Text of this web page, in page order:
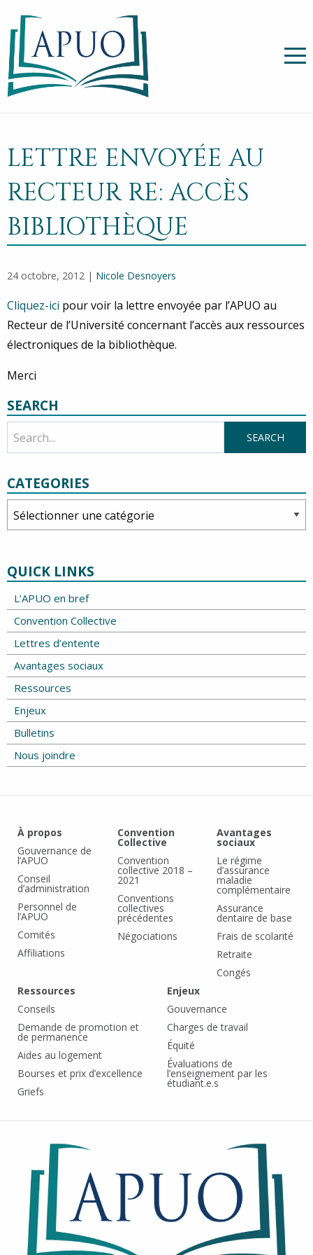
LETTRE ENVOYÉE AU
RECTEUR RE: ACCÈS
BIBLIOTHÈQUE
24 octobre, 2012 | Nicole Desnoyers
Cliquez-ici pour voir la lettre envoyée par l’APUO au
Recteur de l’Université concernant l’accès aux ressources
électroniques de la bibliothèque.
Merci
SEARCH
CATEGORIES
QUICK LINKS
L’APUO en bref
Convention Collective
Lettres d’entente
Avantages sociaux
Ressources
Enjeux
Bulletins
Nous joindre
À propos
Gouvernance de
l’APUO
Conseil
d’administration
Personnel de
l’APUO
Comités
Affiliations
Convention
Collective
Convention
collective 2018 –
2021
Conventions
collectives
précédentes
Négociations
Avantages
sociaux
Le régime
d’assurance
maladie
complémentaire
Assurance
dentaire de base
Frais de scolarité
Retraite
Congés
Ressources
Conseils
Demande de promotion et
de permanence
Aides au logement
Bourses et prix d’excellence
Griefs
Enjeux
Gouvernance
Charges de travail
Équité
Évaluations de
l’enseignement par les
étudiant.e.s